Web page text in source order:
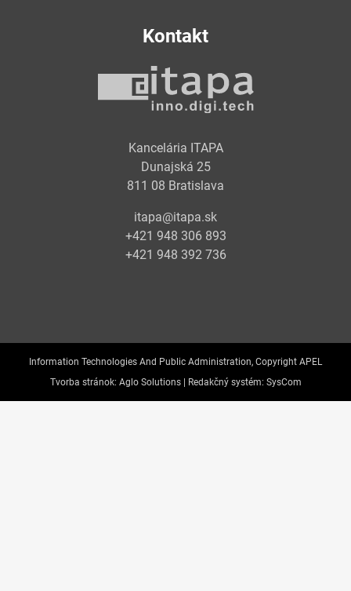
Kontakt
Kancelária ITAPA
Dunajská 25
811 08 Bratislava
itapa@itapa.sk
+421 948 306 893
+421 948 392 736
Information Technologies And Public Administration, Copyright APEL
Tvorba stránok: Aglo Solutions | Redakčný systém: SysCom